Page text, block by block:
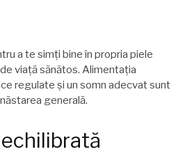
a te simți bine în propria piele
viață sănătos. Alimentația
regulate și un somn adecvat sunt
generală.